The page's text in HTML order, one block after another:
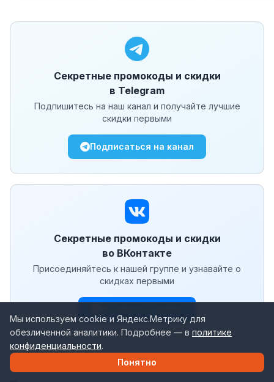
Секретные промокоды и скидки
в Telegram
Подпишитесь на наш канал и получайте лучшие
скидки первыми
Подписаться на канал
Секретные промокоды и скидки
во ВКонтакте
Присоединяйтесь к нашей группе и узнавайте о
скидках первыми
Мы используем cookie и Яндекс.Метрику для
обезличенной аналитики. Подробнее — в политике
конфиденциальности.
Понятно